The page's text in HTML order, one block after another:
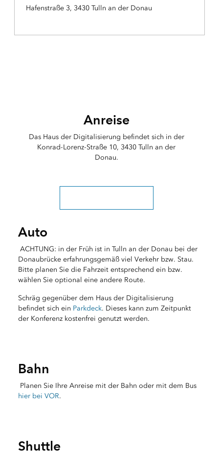
Hafenstraße 3, 3430 Tulln an der Donau
Anreise
Das Haus der Digitalisierung befindet sich in der
Konrad-Lorenz-Straße 10, 3430 Tulln an der
Donau.
Auto
ACHTUNG: in der Früh ist in Tulln an der Donau bei der
Donaubrücke erfahrungsgemäß viel Verkehr bzw. Stau.
Bitte planen Sie die Fahrzeit entsprechend ein bzw.
wählen Sie optional eine andere Route.
Schräg gegenüber dem Haus der Digitalisierung
befindet sich ein Parkdeck. Dieses kann zum Zeitpunkt
der Konferenz kostenfrei genutzt werden.
Bahn
Planen Sie Ihre Anreise mit der Bahn oder mit dem Bus
hier bei VOR.
Shuttle